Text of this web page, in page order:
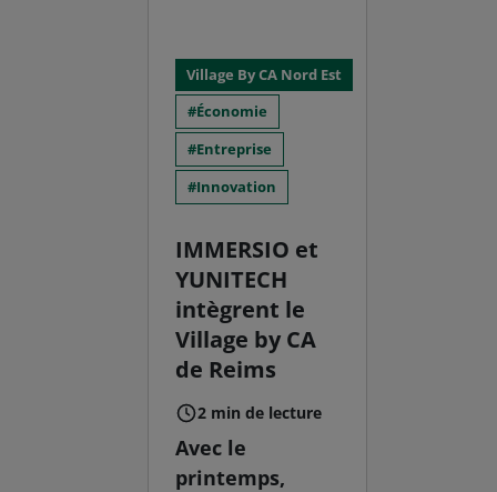
Village By CA Nord Est
Économie
Entreprise
Innovation
IMMERSIO et
YUNITECH
intègrent le
Village by CA
de Reims
2 min de lecture
Avec le
printemps,